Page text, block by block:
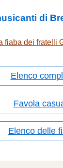
di
fiaba dei fratelli
Elenco
Favola
Elenco delle